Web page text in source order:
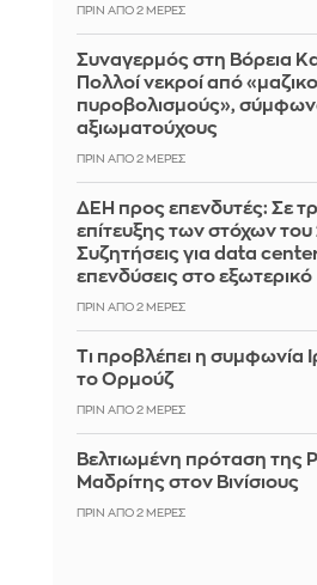
ΠΡΙΝ ΑΠΌ 2 ΜΈΡΕΣ
Συναγερμός στη Βόρεια
Πολλοί νεκροί από
πυροβολισμούς»,
αξιωματούχους
ΠΡΙΝ ΑΠΌ 2 ΜΈΡΕΣ
ΔΕΗ προς επενδυτές: Σε
επίτευξης των στόχων
Συζητήσεις για data center
επενδύσεις στο εξωτερικό
ΠΡΙΝ ΑΠΌ 2 ΜΈΡΕΣ
Τι προβλέπει η συμφωνία
το Ορμούζ
ΠΡΙΝ ΑΠΌ 2 ΜΈΡΕΣ
Βελτιωμένη πρόταση της
Μαδρίτης στον Βινίσιους
ΠΡΙΝ ΑΠΌ 2 ΜΈΡΕΣ